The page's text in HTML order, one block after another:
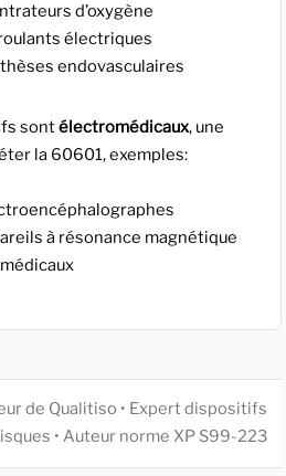
d’oxygène
électriques
endovasculaires
sontélectromédicaux, une
la 60601, exemples:
à résonance magnétique
de Qualitiso • Expert dispositifs
• Auteur norme XP S99-223